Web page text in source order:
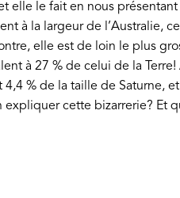
elle le fait en nous
à la largeur de l’Australie,
elle est de loin le plus
à 27 % de celui de la
4,4 % de la taille de Saturne, et
cette bizarrerie? Et